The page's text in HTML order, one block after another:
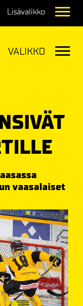
vaasalaiset